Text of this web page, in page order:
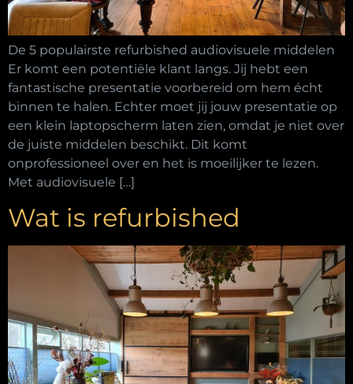
De 5 populairste refurbished audiovisuele middelen
Er komt een potentiële klant langs. Jij hebt een
fantastische presentatie voorbereid om hem écht
binnen te halen. Echter moet jij jouw presentatie op
een klein laptopscherm laten zien, omdat je niet over
de juiste middelen beschikt. Dit komt
onprofessioneel over en het is moeilijker te lezen.
Met audiovisuele […]
Wat is refurbished